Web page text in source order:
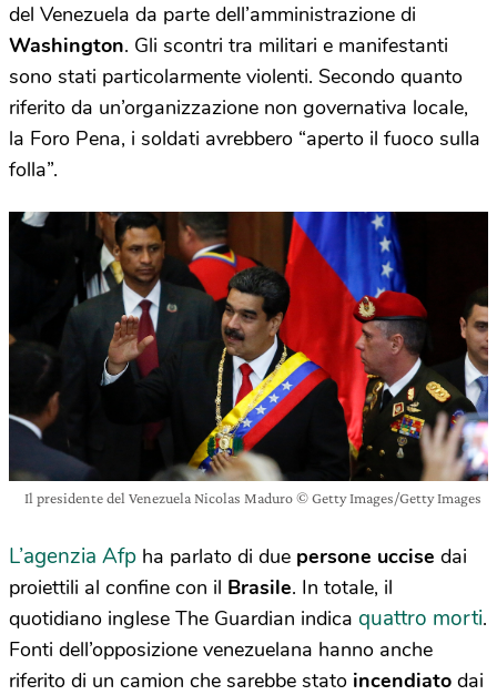
del Venezuela da parte dell’amministrazione di
Washington. Gli scontri tra militari e manifestanti
sono stati particolarmente violenti. Secondo quanto
riferito da un’organizzazione non governativa locale,
la Foro Pena, i soldati avrebbero “aperto il fuoco sulla
folla”.
Il presidente del Venezuela Nicolas Maduro © Getty Images/Getty Images
L’agenzia Afp ha parlato di due persone uccise dai
proiettili al confine con il Brasile. In totale, il
quotidiano inglese The Guardian indica quattro morti.
Fonti dell’opposizione venezuelana hanno anche
riferito di un camion che sarebbe stato incendiato dai